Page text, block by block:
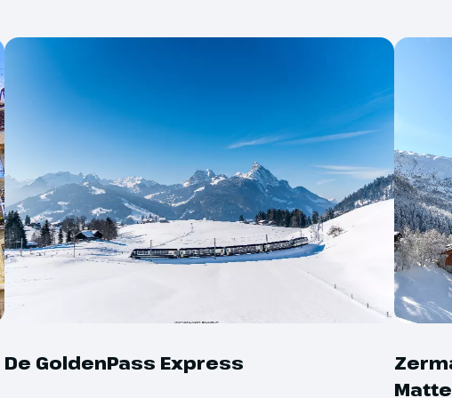
De GoldenPass Express
maken we nog een stop bij de
Hier krijgen we een
proeven we natuurlijk een
rijden we door naar
waar we 3 nachten
Stadstour Basel
met lokale gids
prachtige bergwereld van de
Optionele excursies (zie dag
Eventuele fooien
Annuleringsverzekering